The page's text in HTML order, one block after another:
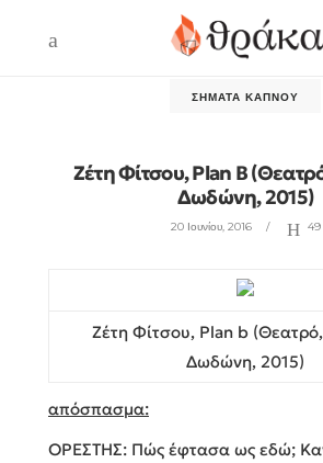
ΣΉΜΑΤΑ ΚΑΠΝΟΎ
Ζέτη Φίτσου, Plan B
Δωδώνη, 2015)
20 Ιουνίου, 2016 49
Ζέτη Φίτσου, Plan b
Δωδώνη, 2015)
απόσπασμα:
ΟΡΕΣΤΗΣ: Πώς έφτασα ως εδώ;